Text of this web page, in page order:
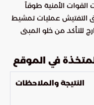
الأمنية طوقاً
التفتيش عمليات تمشيط
للتأكد من خلو المبنى
في الموقع
النتيجة والملاحظات